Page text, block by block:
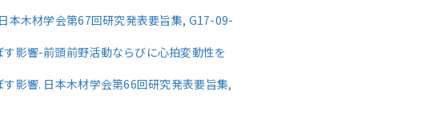
本木材学会第67回研究発表要旨集, G17-09-
影響-前頭前野活動ならびに心拍変動性を
影響. 日本木材学会第66回研究発表要旨集,